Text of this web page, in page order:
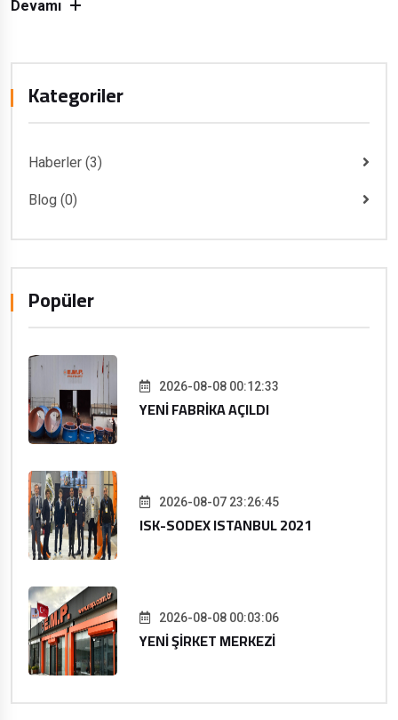
Devamı
Kategoriler
Haberler (3)
Blog (0)
Popüler
2026-08-08 00:12:33
YENİ FABRİKA AÇILDI
2026-08-07 23:26:45
ISK-SODEX ISTANBUL 2021
2026-08-08 00:03:06
YENİ ŞİRKET MERKEZİ